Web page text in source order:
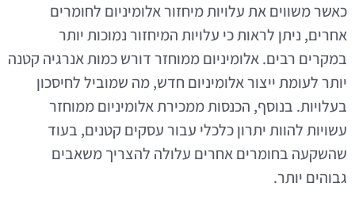
כאשר משווים את עלויות מיחזור אלומיניום לחומרים
אחרים, ניתן לראות כי עלויות המיחזור נמוכות יותר
במקרים רבים. אלומיניום ממוחזר דורש כמות אנרגיה קטנה
יותר לעומת ייצור אלומיניום חדש, מה שמוביל לחיסכון
בעלויות. בנוסף, הכנסות ממכירת אלומיניום ממוחזר
עשויות להוות יתרון כלכלי עבור עסקים קטנים, בעוד
שהשקעה בחומרים אחרים עלולה להצריך משאבים
גבוהים יותר.